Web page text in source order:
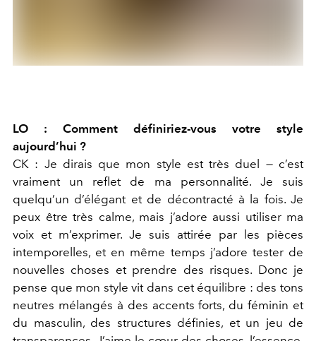
LO : Comment définiriez-vous votre style
aujourd’hui ?
CK : Je dirais que mon style est très duel — c’est
vraiment un reflet de ma personnalité. Je suis
quelqu’un d’élégant et de décontracté à la fois. Je
peux être très calme, mais j’adore aussi utiliser ma
voix et m’exprimer. Je suis attirée par les pièces
intemporelles, et en même temps j’adore tester de
nouvelles choses et prendre des risques. Donc je
pense que mon style vit dans cet équilibre : des tons
neutres mélangés à des accents forts, du féminin et
du masculin, des structures définies, et un jeu de